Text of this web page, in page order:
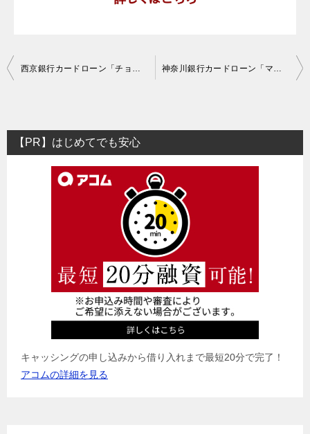
投
ビ
ゲ
西京銀行カードローン「チョットポケット」の口コミ評判・審査基準 神奈川銀行カードローン「マイライフカードローン」の口コミ評判・審査基準
【PR】はじめてでも安心
キャッシングの申し込みから借り入れまで最短20分で完了！
アコムの詳細を見る